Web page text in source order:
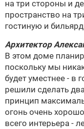
на три стороны и
пространство на
гостиную и
Архитектор
В этом доме
поскольку мы
будет уместнее - в
решили сделать
принцип
огонь очень
всего интерьера -